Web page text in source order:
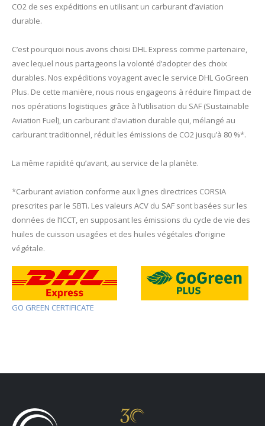
CO2 de ses expéditions en utilisant un carburant d’aviation
durable.
C’est pourquoi nous avons choisi DHL Express comme partenaire,
avec lequel nous partageons la volonté d’adopter des choix
durables. Nos expéditions voyagent avec le service DHL GoGreen
Plus. De cette manière, nous nous engageons à réduire l’impact de
nos opérations logistiques grâce à l’utilisation du SAF (Sustainable
Aviation Fuel), un carburant d’aviation durable qui, mélangé au
carburant traditionnel, réduit les émissions de CO2 jusqu’à 80 %*.
La même rapidité qu’avant, au service de la planète.
*Carburant aviation conforme aux lignes directrices CORSIA
prescrites par le SBTi. Les valeurs ACV du SAF sont basées sur les
données de l’ICCT, en supposant les émissions du cycle de vie des
huiles de cuisson usagées et des huiles végétales d’origine
végétale.
GO GREEN CERTIFICATE